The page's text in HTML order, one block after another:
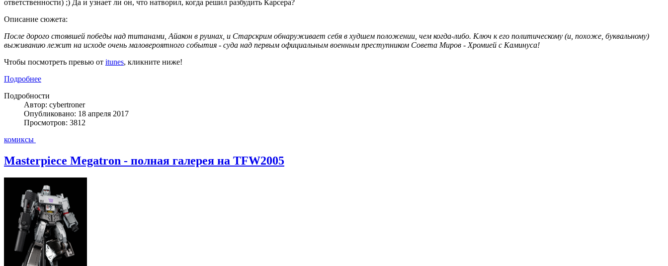
ответственности) ;) Да и узнает ли он, что натворил, когда решил разбудить Карсера?
Описание сюжета:
После дорого стоявшей победы над титанами, Айакон в руинах, и Старскрим обнаруживает себя в худшем положении, чем когда-либо. Ключ к его политическому (и, похоже, буквальному)
выживанию лежит на исходе очень маловероятного события - суда над первым официальным военным преступником Совета Миров - Хромией с Каминуса!
Чтобы посмотреть превью от itunes, кликните ниже!
Подробнее
Подробности
Автор: cybertroner
Опубликовано: 18 апреля 2017
Просмотров: 3812
комиксы
Masterpiece Megatron - полная галерея на TFW2005